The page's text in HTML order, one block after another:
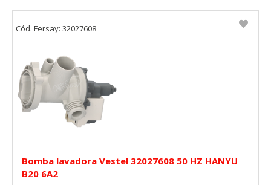
Bomba lavadora Vestel 32027608 50 HZ HANYU
B20 6A2
Cód. Fersay: 32027608